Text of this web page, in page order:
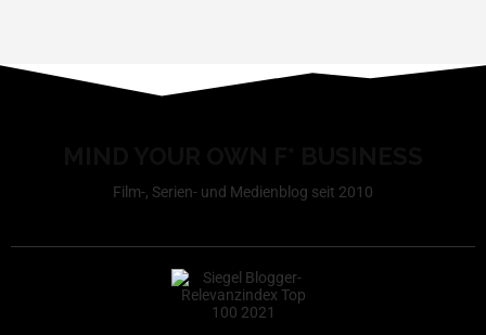
Film-, Serien- und Medienblog seit 2010